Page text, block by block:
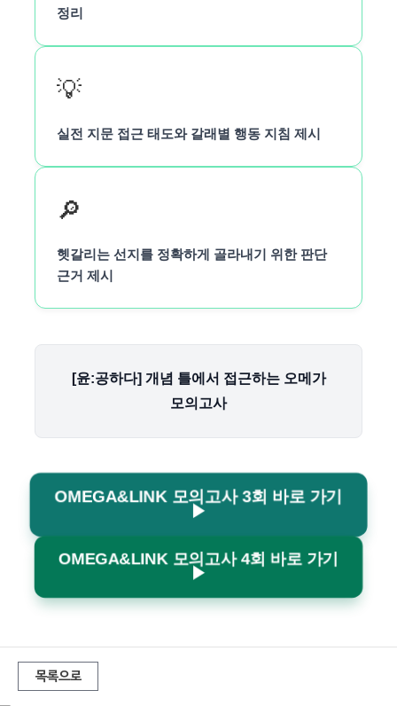
정리
💡
실전 지문 접근 태도와 갈래별 행동 지침 제시
🔎
헷갈리는 선지를 정확하게 골라내기 위한 판단
근거 제시
[윤:공하다] 개념 틀에서 접근하는 오메가
모의고사
OMEGA&LINK 모의고사 3회 바로 가기
▶
OMEGA&LINK 모의고사 4회 바로 가기
▶
목록으로